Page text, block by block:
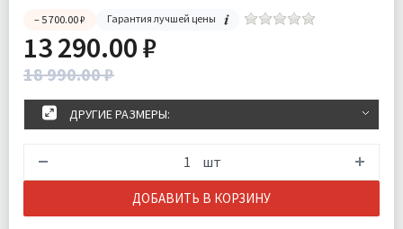
– 5 700.00 ₽ Гарантия лучшей цены
13 290.00 ₽
18 990.00 ₽
ДРУГИЕ РАЗМЕРЫ:
шт
ДОБАВИТЬ В КОРЗИНУ